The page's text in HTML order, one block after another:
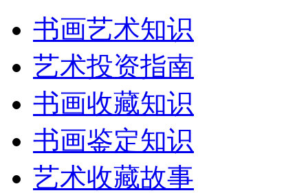
书画艺术知识
艺术投资指南
书画收藏知识
书画鉴定知识
艺术收藏故事